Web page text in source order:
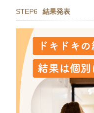
STEP6 結果発表